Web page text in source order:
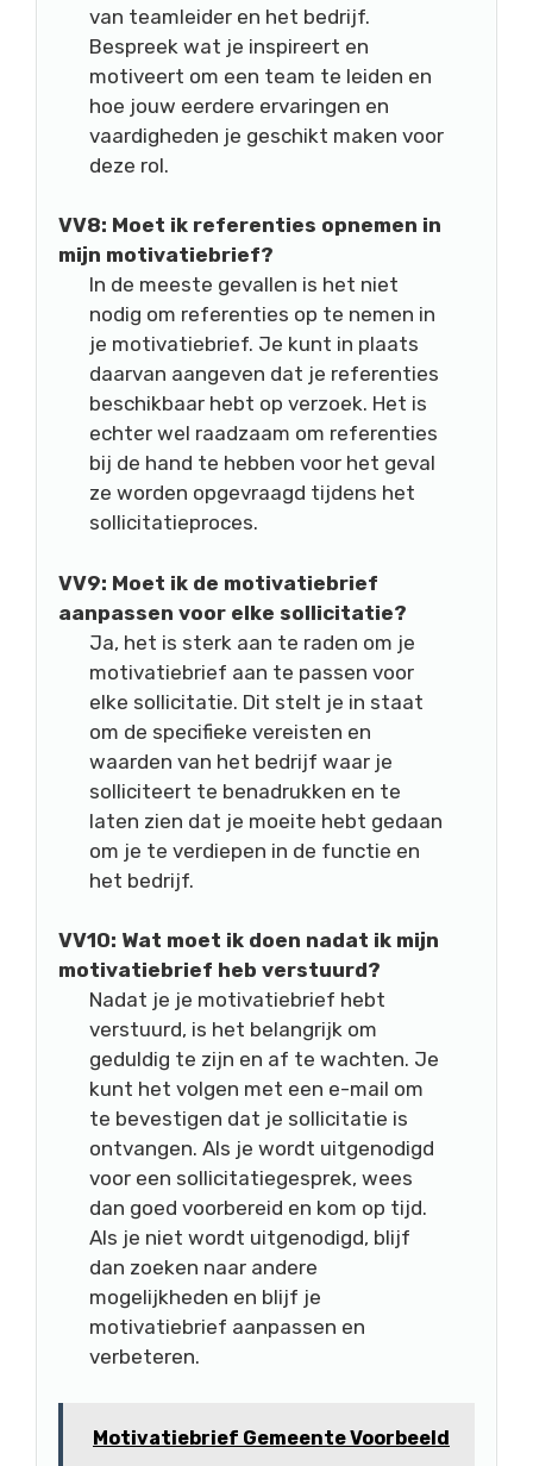
van teamleider en het bedrijf.
Bespreek wat je inspireert en
motiveert om een team te leiden en
hoe jouw eerdere ervaringen en
vaardigheden je geschikt maken voor
deze rol.
VV8: Moet ik referenties opnemen in
mijn motivatiebrief?
In de meeste gevallen is het niet
nodig om referenties op te nemen in
je motivatiebrief. Je kunt in plaats
daarvan aangeven dat je referenties
beschikbaar hebt op verzoek. Het is
echter wel raadzaam om referenties
bij de hand te hebben voor het geval
ze worden opgevraagd tijdens het
sollicitatieproces.
VV9: Moet ik de motivatiebrief
aanpassen voor elke sollicitatie?
Ja, het is sterk aan te raden om je
motivatiebrief aan te passen voor
elke sollicitatie. Dit stelt je in staat
om de specifieke vereisten en
waarden van het bedrijf waar je
solliciteert te benadrukken en te
laten zien dat je moeite hebt gedaan
om je te verdiepen in de functie en
het bedrijf.
VV10: Wat moet ik doen nadat ik mijn
motivatiebrief heb verstuurd?
Nadat je je motivatiebrief hebt
verstuurd, is het belangrijk om
geduldig te zijn en af te wachten. Je
kunt het volgen met een e-mail om
te bevestigen dat je sollicitatie is
ontvangen. Als je wordt uitgenodigd
voor een sollicitatiegesprek, wees
dan goed voorbereid en kom op tijd.
Als je niet wordt uitgenodigd, blijf
dan zoeken naar andere
mogelijkheden en blijf je
motivatiebrief aanpassen en
verbeteren.
Motivatiebrief Gemeente Voorbeeld